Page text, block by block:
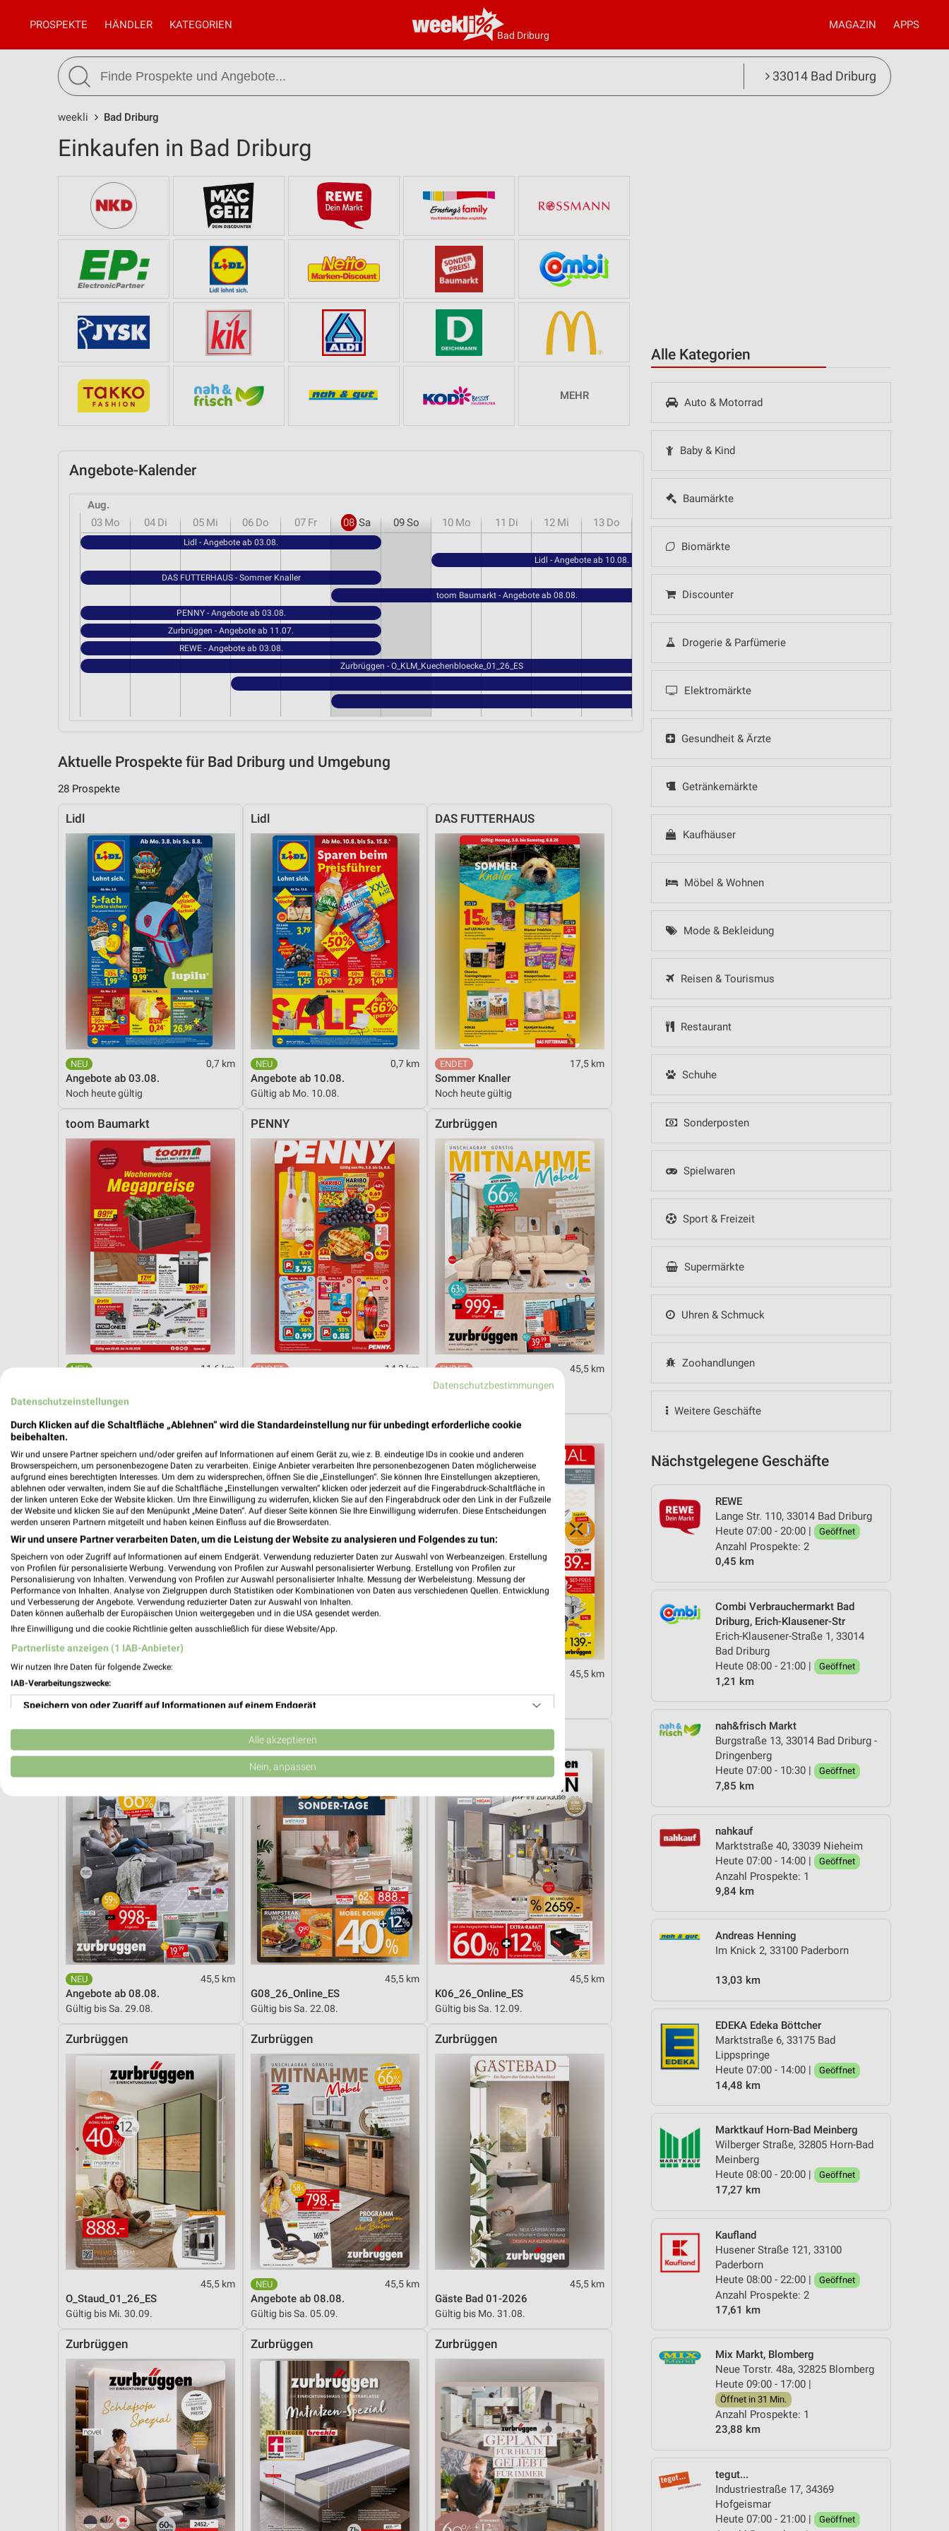
Bad Driburg
PROSPEKTE HÄNDLER KATEGORIEN MAGAZIN APPS
33014 Bad Driburg
weekli Bad Driburg
Alle Kategorien
Auto & Motorrad
Baby & Kind
Baumärkte
Biomärkte
Discounter
Drogerie & Parfümerie
Elektromärkte
Gesundheit & Ärzte
Getränkemärkte
Kaufhäuser
Möbel & Wohnen
Mode & Bekleidung
Reisen & Tourismus
Restaurant
Schuhe
Sonderposten
Spielwaren
Sport & Freizeit
Supermärkte
Uhren & Schmuck
Zoohandlungen
Weitere Geschäfte
Nächstgelegene Geschäfte
REWE
Lange Str. 110, 33014 Bad Driburg
Heute 07:00 - 20:00 |
Geöffnet
Anzahl Prospekte: 2
0,45 km
Combi Verbrauchermarkt Bad
Driburg, Erich-Klausener-Str
Erich-Klausener-Straße 1, 33014
Bad Driburg
Heute 08:00 - 21:00 |
Geöffnet
1,21 km
nah&frisch Markt
Burgstraße 13, 33014 Bad Driburg -
Dringenberg
Heute 07:00 - 10:30 |
Geöffnet
7,85 km
nahkauf
Marktstraße 40, 33039 Nieheim
Heute 07:00 - 14:00 |
Geöffnet
Anzahl Prospekte: 1
9,84 km
Andreas Henning
Im Knick 2, 33100 Paderborn
13,03 km
EDEKA Edeka Böttcher
Marktstraße 6, 33175 Bad
Lippspringe
Heute 07:00 - 14:00 |
Geöffnet
14,48 km
Marktkauf Horn-Bad Meinberg
Wilberger Straße, 32805 Horn-Bad
Meinberg
Heute 08:00 - 20:00 |
Geöffnet
17,27 km
Kaufland
Husener Straße 121, 33100
Paderborn
Heute 08:00 - 22:00 |
Geöffnet
Anzahl Prospekte: 2
17,61 km
Mix Markt, Blomberg
Neue Torstr. 48a, 32825 Blomberg
Heute 09:00 - 17:00 |
Öffnet in 31 Min.
Anzahl Prospekte: 1
23,88 km
tegut...
Industriestraße 17, 34369
Hofgeismar
Heute 07:00 - 21:00 |
Geöffnet
Einkaufen in Bad Driburg
MEHR
Angebote-Kalender
Aug.
03 Mo 04 Di 05 Mi 06 Do 07 Fr 08 Sa 09So 10 Mo 11 Di 12 Mi 13 Do
Lidl - Angebote ab 03.08.
Lidl - Angebote ab 10.08.
DAS FUTTERHAUS - Sommer Knaller
toom Baumarkt - Angebote ab 08.08.
PENNY - Angebote ab 03.08.
Zurbrüggen - Angebote ab 11.07.
REWE - Angebote ab 03.08.
Zurbrüggen - O_KLM_Kuechenbloecke_01_26_ES
Aktuelle Prospekte für Bad Driburg und Umgebung
28 Prospekte
Lidl
0,7 km
Angebote ab 03.08.
Noch heute gültig
Lidl
0,7 km
Angebote ab 10.08.
Gültig ab Mo. 10.08.
DAS FUTTERHAUS
17,5 km
Sommer Knaller
Noch heute gültig
toom Baumarkt
11,6 km
Gültig bis Fr. 14.08.
PENNY
14,3 km
Zurbrüggen
45,5 km
Angebote ab 11.07.
REWE
Angebote ab 03.08.
Noch heute gültig
Zurbrüggen
Gültig bis So. 16.08.
Zurbrüggen
45,5 km
Zurbrüggen
45,5 km
Angebote ab 08.08.
Gültig bis Sa. 29.08.
Zurbrüggen
45,5 km
G08_26_Online_ES
Gültig bis Sa. 22.08.
Zurbrüggen
45,5 km
K06_26_Online_ES
Gültig bis Sa. 12.09.
Zurbrüggen
45,5 km
O_Staud_01_26_ES
Gültig bis Mi. 30.09.
Zurbrüggen
45,5 km
Angebote ab 08.08.
Gültig bis Sa. 05.09.
Zurbrüggen
45,5 km
Gäste Bad 01-2026
Gültig bis Mo. 31.08.
Zurbrüggen Zurbrüggen Zurbrüggen
Datenschutzbestimmungen
Datenschutzeinstellungen
Durch Klicken auf die Schaltfläche „Ablehnen“ wird die Standardeinstellung nur für unbedingt erforderliche cookie
beibehalten.
Wir und unsere Partner speichern und/oder greifen auf Informationen auf einem Gerät zu, wie z. B. eindeutige IDs in cookie und anderen
Browserspeichern, um personenbezogene Daten zu verarbeiten. Einige Anbieter verarbeiten Ihre personenbezogenen Daten möglicherweise
aufgrund eines berechtigten Interesses. Um dem zu widersprechen, öffnen Sie die „Einstellungen“. Sie können Ihre Einstellungen akzeptieren,
ablehnen oder verwalten, indem Sie auf die Schaltfläche „Einstellungen verwalten“ klicken oder jederzeit auf die Fingerabdruck-Schaltfläche in
der linken unteren Ecke der Website klicken. Um Ihre Einwilligung zu widerrufen, klicken Sie auf den Fingerabdruck oder den Link in der Fußzeile
der Website und klicken Sie auf den Menüpunkt „Meine Daten“. Auf dieser Seite können Sie Ihre Einwilligung widerrufen. Diese Entscheidungen
werden unseren Partnern mitgeteilt und haben keinen Einfluss auf die Browserdaten.
Wir und unsere Partner verarbeiten Daten, um die Leistung der Website zu analysieren und Folgendes zu tun:
Speichern von oder Zugriff auf Informationen auf einem Endgerät. Verwendung reduzierter Daten zur Auswahl von Werbeanzeigen. Erstellung
von Profilen für personalisierte Werbung. Verwendung von Profilen zur Auswahl personalisierter Werbung. Erstellung von Profilen zur
Personalisierung von Inhalten. Verwendung von Profilen zur Auswahl personalisierter Inhalte. Messung der Werbeleistung. Messung der
Performance von Inhalten. Analyse von Zielgruppen durch Statistiken oder Kombinationen von Daten aus verschiedenen Quellen. Entwicklung
und Verbesserung der Angebote. Verwendung reduzierter Daten zur Auswahl von Inhalten.
Daten können außerhalb der Europäischen Union weitergegeben und in die USA gesendet werden.
Ihre Einwilligung und die cookie Richtlinie gelten ausschließlich für diese Website/App.
Partnerliste anzeigen (1 IAB-Anbieter)
Wir nutzen Ihre Daten für folgende Zwecke:
IAB-Verarbeitungszwecke:
Speichern von oder Zugriff auf Informationen auf einem Endgerät
Verwendung reduzierter Daten zur Auswahl von Werbeanzeigen
Erstellung von Profilen für personalisierte Werbung
Erstellung von Profilen zur Personalisierung von Inhalten
Verwendung von Profilen zur Auswahl personalisierter Inhalte
Messung der Werbeleistung
Messung der Performance von Inhalten
Analyse von Zielgruppen durch Statistiken oder Kombinationen von Daten aus verschiedenen
Entwicklung und Verbesserung der Angebote
Verwendung reduzierter Daten zur Auswahl von Inhalten
Verwendung genauer Standortdaten
Geräte anhand von aktiv angeforderten Informationen identifizieren
Nicht-IAB-Verarbeitungszwecke:
Performance
Alle akzeptieren
Nein, anpassen